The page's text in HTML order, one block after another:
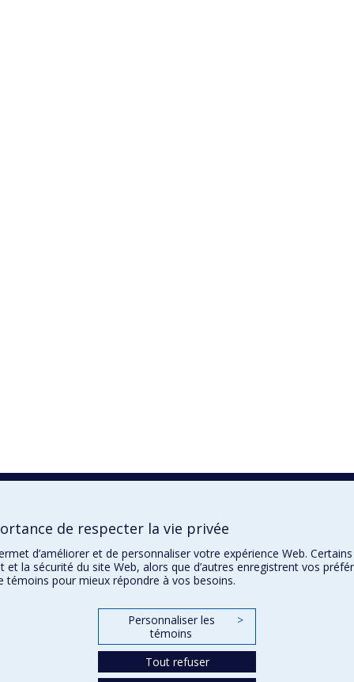
de respecter la vie privée
d’améliorer et de personnaliser votre expérience Web.
la sécurité du site Web, alors que d’autres enregistrent vos
pour mieux répondre à vos besoins.
Personnaliser les
témoins
>
Tout refuser